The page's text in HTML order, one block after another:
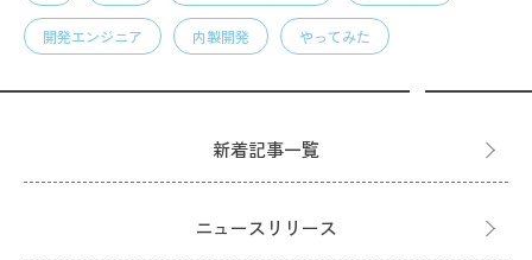
開発エンジニア 内製開発 やってみた
新着記事一覧
ニュースリリース